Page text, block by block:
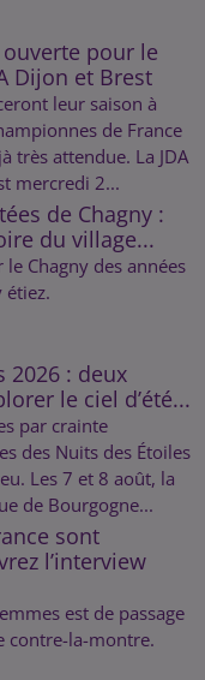
pour le
Dijon et Brest
leur saison à
de France
très attendue. La JDA
mercredi 2...
de Chagny :
du village...
Chagny des années
étiez.
2026 : deux
le ciel d’été...
par crainte
des Nuits des Étoiles
Les 7 et 8 août, la
de Bourgogne...
sont
l’interview
est de passage
contre-la-montre.